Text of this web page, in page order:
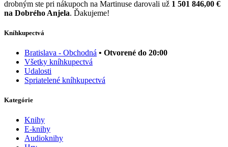
drobným ste pri nákupoch na Martinuse darovali už 1 501 846,00 €
na Dobrého Anjela. Ďakujeme!
Kníhkupectvá
Bratislava - Obchodná • Otvorené do 20:00
Všetky kníhkupectvá
Udalosti
Spriatelené kníhkupectvá
Kategórie
Knihy
E-knihy
Audioknihy